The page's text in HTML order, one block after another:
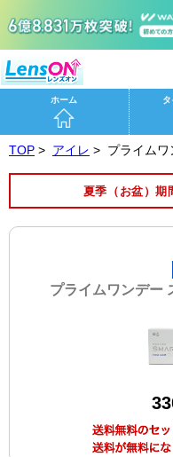
ホーム
TOP > アイレ > プライム
夏季（お盆）期
プライムワンデー